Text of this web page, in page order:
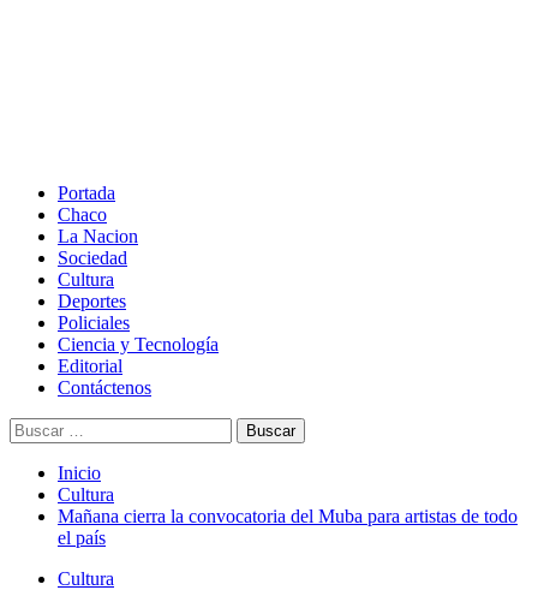
Portada
Chaco
La Nacion
Sociedad
Cultura
Deportes
Policiales
Ciencia y Tecnología
Editorial
Contáctenos
Buscar:
Inicio
Cultura
Mañana cierra la convocatoria del Muba para artistas de todo
el país
Cultura